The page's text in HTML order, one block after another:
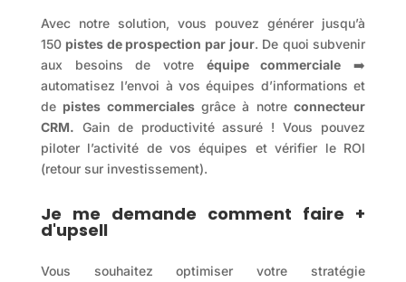
Avec notre solution, vous pouvez générer jusqu’à
150 pistes de prospection par jour. De quoi subvenir
aux besoins de votre
équipe commerciale
➡️
automatisez l’envoi à vos équipes d’informations et
de pistes commerciales grâce à notre connecteur
CRM. Gain de productivité assuré ! Vous pouvez
piloter l’activité de vos équipes et vérifier le ROI
(retour sur investissement).
Je me demande comment faire +
d'upsell
Vous souhaitez optimiser votre stratégie